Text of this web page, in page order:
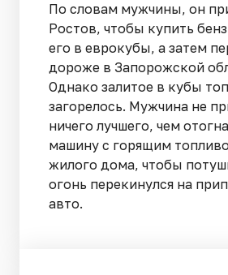
По словам мужчины, он
Ростов, чтобы купить
его в еврокубы, а затем
дороже в Запорожской
Однако залитое в кубы
загорелось. Мужчина не
ничего лучшего, чем
машину с горящим
жилого дома, чтобы
огонь перекинулся на
авто.